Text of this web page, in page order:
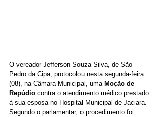
O vereador Jefferson Souza Silva, de São
Pedro da Cipa, protocolou nesta segunda-feira
(08), na Câmara Municipal, uma Moção de
Repúdio contra o atendimento médico prestado
à sua esposa no Hospital Municipal de Jaciara.
Segundo o parlamentar, o procedimento foi